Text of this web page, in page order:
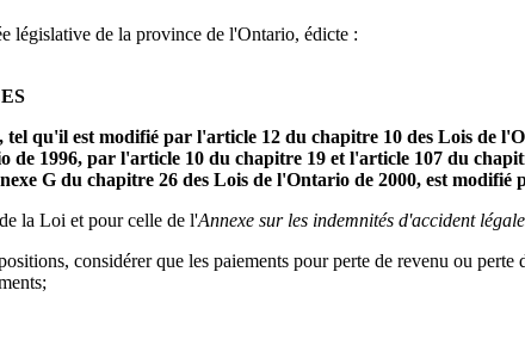
législative de la province de l'Ontario, édicte :
, tel qu'il est modifié par l'article 12 du chapitre 10 des Lois de
de 1996, par l'article 10 du chapitre 19 et l'article 107 du
G du chapitre 26 des Lois de l'Ontario de 2000, est modifié
la Loi et pour celle de l'Annexe sur les indemnités d'accident
considérer que les paiements pour perte de revenu ou